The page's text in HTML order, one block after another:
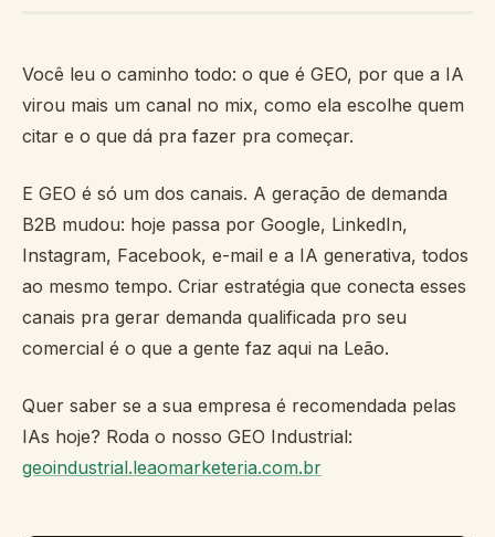
Você leu o caminho todo: o que é GEO, por que a IA
virou mais um canal no mix, como ela escolhe quem
citar e o que dá pra fazer pra começar.
E GEO é só um dos canais. A geração de demanda
B2B mudou: hoje passa por Google, LinkedIn,
Instagram, Facebook, e-mail e a IA generativa, todos
ao mesmo tempo. Criar estratégia que conecta esses
canais pra gerar demanda qualificada pro seu
comercial é o que a gente faz aqui na Leão.
Quer saber se a sua empresa é recomendada pelas
IAs hoje? Roda o nosso GEO Industrial:
geoindustrial.leaomarketeria.com.br